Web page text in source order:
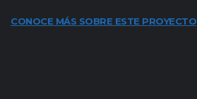
CONOCE MÁS SOBRE ESTE PROYECTO